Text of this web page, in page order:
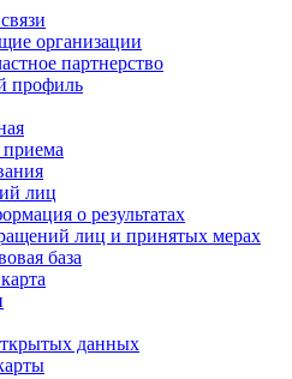
организации
партнерство
профиль
лиц
о результатах
лиц и принятых мерах
база
данных